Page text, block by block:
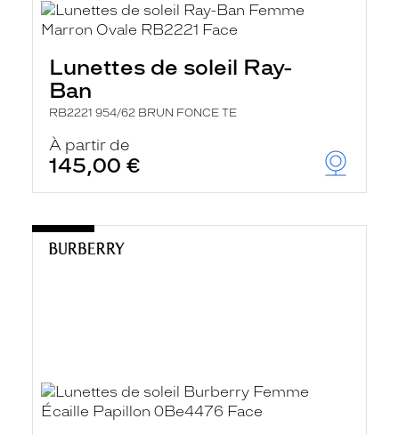
Lunettes de soleil Ray-
Ban
RB2221 954/62 BRUN FONCE TE
À partir de
145,00 €